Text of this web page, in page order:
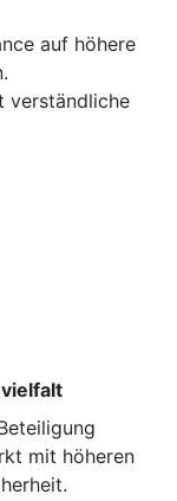
auf höhere
verständliche
mit höheren